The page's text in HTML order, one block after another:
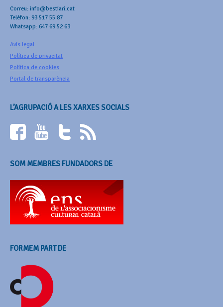
Correu: info@bestiari.cat
Telèfon: 93 517 55 87
Whatsapp: 647 69 52 63
Avís legal
Política de privacitat
Política de cookies
Portal de transparència
L’AGRUPACIÓ A LES XARXES SOCIALS
SOM MEMBRES FUNDADORS DE
FORMEM PART DE